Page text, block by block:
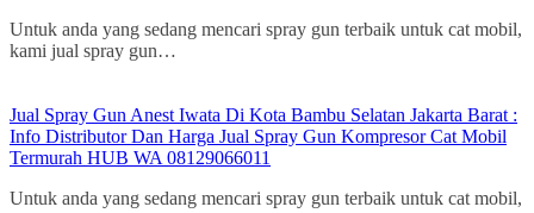
Untuk anda yang sedang mencari spray gun terbaik untuk cat mobil,
kami jual spray gun…
Jual Spray Gun Anest Iwata Di Kota Bambu Selatan Jakarta Barat :
Info Distributor Dan Harga Jual Spray Gun Kompresor Cat Mobil
Termurah HUB WA 08129066011
Untuk anda yang sedang mencari spray gun terbaik untuk cat mobil,